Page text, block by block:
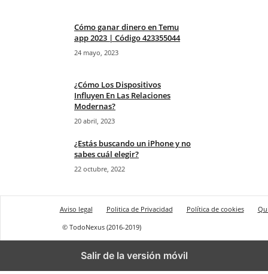
Cómo ganar dinero en Temu
app 2023 | Código 423355044
24 mayo, 2023
¿Cómo Los Dispositivos
Influyen En Las Relaciones
Modernas?
20 abril, 2023
¿Estás buscando un iPhone y no
sabes cuál elegir?
22 octubre, 2022
Aviso legal Politica de Privacidad Política de cookies
© TodoNexus (2016-2019)
Salir de la versión móvil